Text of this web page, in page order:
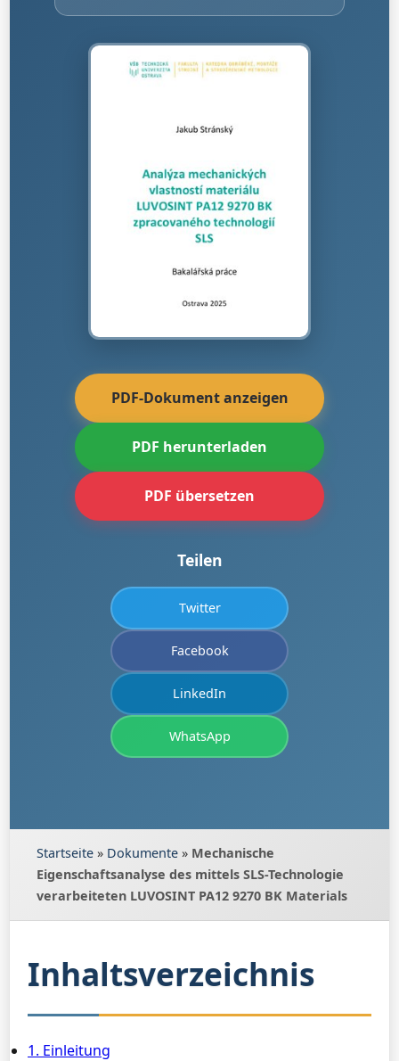
PDF-Dokument anzeigen
PDF herunterladen
PDF übersetzen
Teilen
Twitter
Facebook
LinkedIn
WhatsApp
Startseite » Dokumente » Mechanische
Eigenschaftsanalyse des mittels SLS-Technologie
verarbeiteten LUVOSINT PA12 9270 BK Materials
Inhaltsverzeichnis
1. Einleitung